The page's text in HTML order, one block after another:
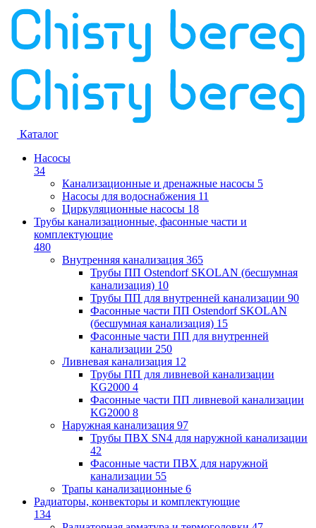
Каталог
Насосы
34
Канализационные и дренажные насосы 5
Насосы для водоснабжения 11
Циркуляционные насосы 18
Трубы канализационные, фасонные части и
комплектующие
480
Внутренняя канализация 365
Трубы ПП Ostendorf SKOLAN (бесшумная
канализация) 10
Трубы ПП для внутренней канализации 90
Фасонные части ПП Ostendorf SKOLAN
(бесшумная канализация) 15
Фасонные части ПП для внутренней
канализации 250
Ливневая канализация 12
Трубы ПП для ливневой канализации
KG2000 4
Фасонные части ПП ливневой канализации
KG2000 8
Наружная канализация 97
Трубы ПВХ SN4 для наружной канализации
42
Фасонные части ПВХ для наружной
канализации 55
Трапы канализационные 6
Радиаторы, конвекторы и комплектующие
134